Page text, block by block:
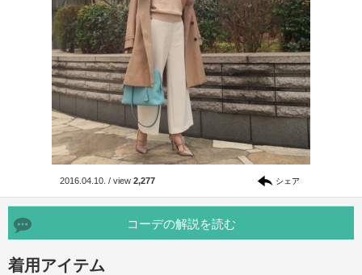
2016.04.10. / view 2,277 シェア
コーデの解説を読む
着用アイテム